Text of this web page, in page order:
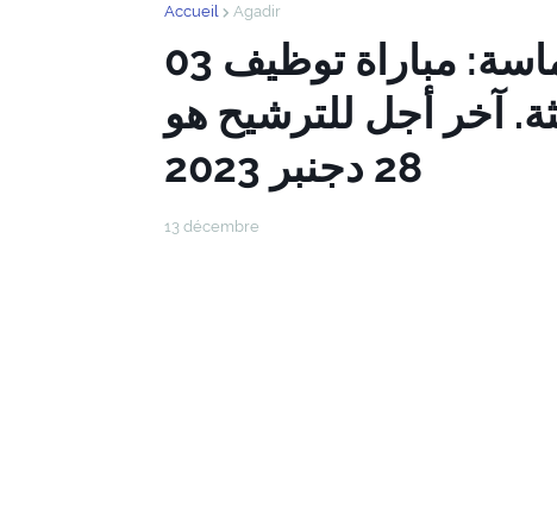
Accueil Agadir
المديرية الجهوية سوس - ماسة: مباراة توظيف 03
آخر أجل للترشيح هو
28 دجنبر 2023
13 décembre